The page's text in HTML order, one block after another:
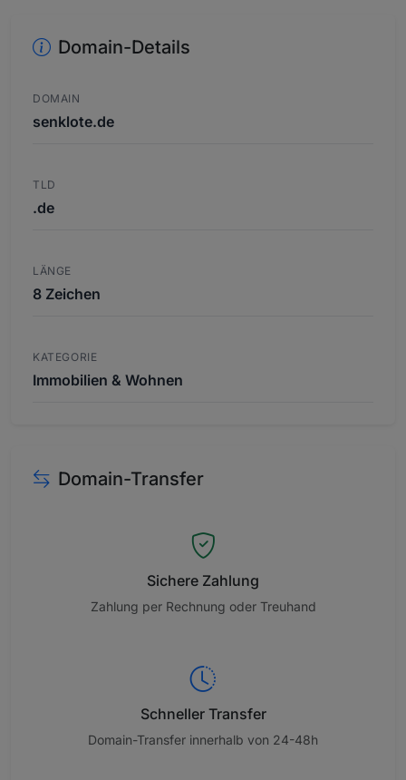
Domain-Details
DOMAIN
senklote.de
TLD
.de
LÄNGE
8 Zeichen
KATEGORIE
Immobilien & Wohnen
Domain-Transfer
Sichere Zahlung
Zahlung per Rechnung oder Treuhand
Schneller Transfer
Domain-Transfer innerhalb von 24-48h